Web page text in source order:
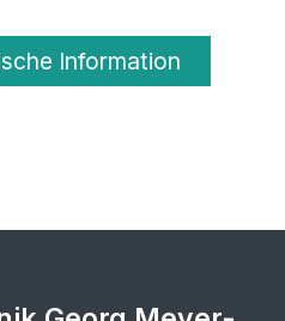
Information